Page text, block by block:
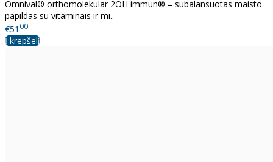
Omnival® orthomolekular 2OH immun® – subalansuotas maisto
papildas su vitaminais ir mi..
€51 00
Į krepšelį